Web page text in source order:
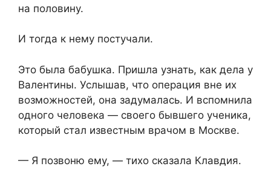
на половину.
И тогда к нему постучали.
Это была бабушка. Пришла узнать, как дела у
Валентины. Услышав, что операция вне их
возможностей, она задумалась. И вспомнила
одного человека — своего бывшего ученика,
который стал известным врачом в Москве.
— Я позвоню ему, — тихо сказала Клавдия.